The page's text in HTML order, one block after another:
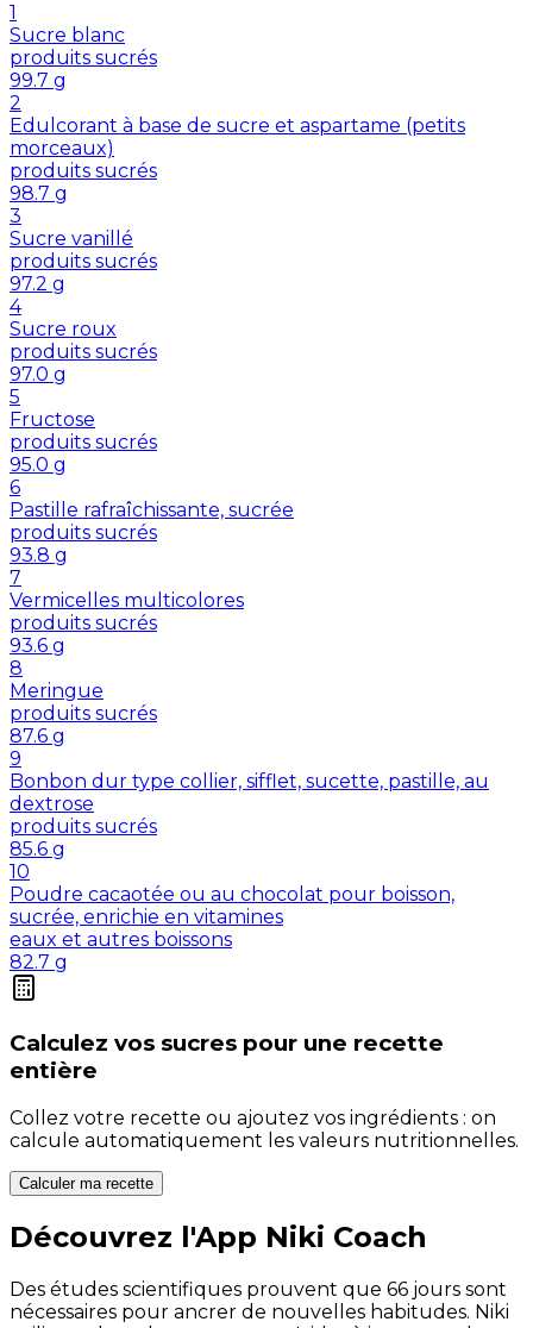
1
Sucre blanc
produits sucrés
99.7 g
2
Edulcorant à base de sucre et aspartame (petits
morceaux)
produits sucrés
98.7 g
3
Sucre vanillé
produits sucrés
97.2 g
4
Sucre roux
produits sucrés
97.0 g
5
Fructose
produits sucrés
95.0 g
6
Pastille rafraîchissante, sucrée
produits sucrés
93.8 g
7
Vermicelles multicolores
produits sucrés
93.6 g
8
Meringue
produits sucrés
87.6 g
9
Bonbon dur type collier, sifflet, sucette, pastille, au
dextrose
produits sucrés
85.6 g
10
Poudre cacaotée ou au chocolat pour boisson,
sucrée, enrichie en vitamines
eaux et autres boissons
82.7 g
Calculez vos sucres pour une recette
entière
Collez votre recette ou ajoutez vos ingrédients : on
calcule automatiquement les valeurs nutritionnelles.
Calculer ma recette
Découvrez l'App Niki Coach
Des études scientifiques prouvent que 66 jours sont
nécessaires pour ancrer de nouvelles habitudes. Niki